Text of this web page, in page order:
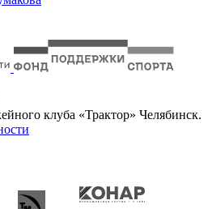
клуба «Трактор» Челябинск.